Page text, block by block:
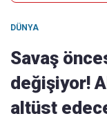
DÜNYA
Savaş
değişiyor!
altüst